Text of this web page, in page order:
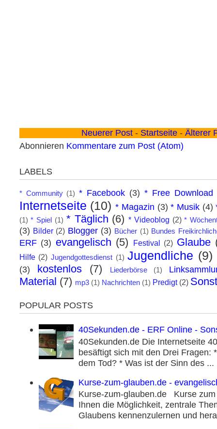
Neuerer Post - Startseite -Älterer
Abonnieren Kommentare zum Post (Atom)
LABELS
* Community (1) * Facebook (3) * Free Download
Internetseite (10) * Magazin (3) * Musik (4)
(1) * Spiel (1) * Täglich (6) * Videoblog (2) *
(3) Bilder (2) Blogger (3) Bücher (1) Bundes
ERF (3) evangelisch (5) Festival (2) Glaube
Hilfe (2) Jugendgottesdienst (1) Jugendliche (9)
(3) kostenlos (7) Liederbörse (1)
Material (7) mp3 (1) Nachrichten (1) Predigt (2)
POPULAR POSTS
40Sekunden.de - ERF Online -
40Sekunden.de Die Internetseite
besäftigt sich mit den Drei Fragen:
dem Tod? * Was ist der Sinn des ...
Kurse-zum-glauben.de -
Kurse-zum-glauben.de Kurse
Ihnen die Möglichkeit, zentrale
Glaubens kennenzulernen und